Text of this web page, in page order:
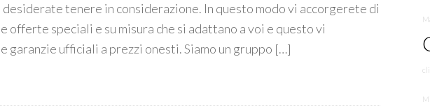
tenere in considerazione. In questo modo vi accorgerete di
offerte speciali e su misura che si adattano a voi e questo vi
ufficiali a prezzi onesti. Siamo un gruppo […]